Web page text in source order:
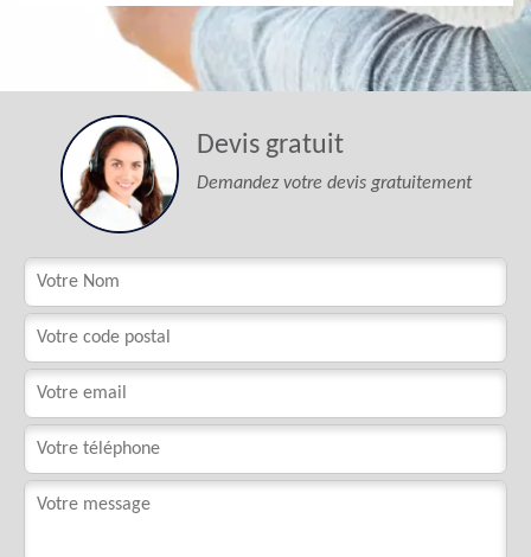
Devis gratuit
Demandez votre devis gratuitement